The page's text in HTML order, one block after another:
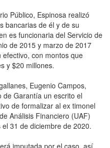
Público, Espinosa realizó
bancarias de él y de su
es funcionaria del Servicio de
de 2015 y marzo de 2017
con montos que
y $20 millones.
Eugenio Campos,
de Garantía un escrito el
de formalizar al ex timonel
Análisis Financiero (UAF)
31 de diciembre de 2020.
imputada por el caso, así